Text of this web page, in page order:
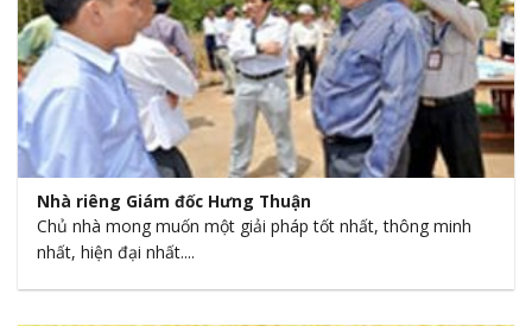
Nhà riêng Giám đốc Hưng Thuận
Chủ nhà mong muốn một giải pháp tốt nhất, thông minh
nhất, hiện đại nhất....